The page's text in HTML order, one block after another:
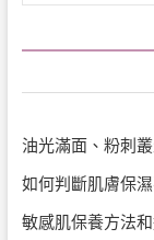
油光滿面、粉刺
如何判斷肌膚保
敏感肌保養方法